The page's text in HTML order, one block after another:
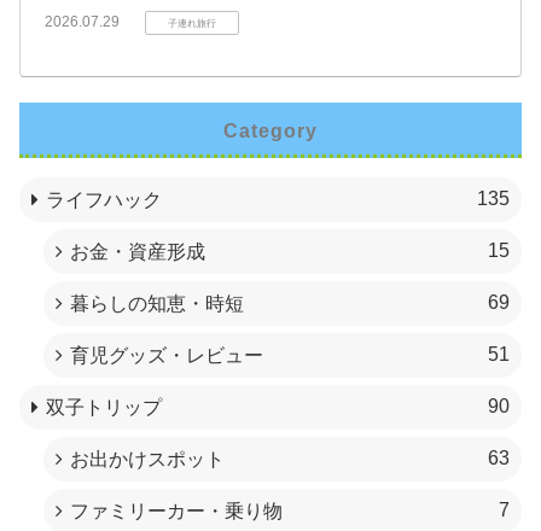
2026.07.29 子連れ旅行
Category
ライフハック 135
お金・資産形成 15
暮らしの知恵・時短 69
育児グッズ・レビュー 51
双子トリップ 90
お出かけスポット 63
ファミリーカー・乗り物 7